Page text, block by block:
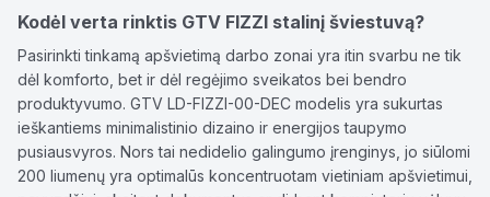
Kodėl verta rinktis GTV FIZZI stalinį šviestuvą?
Pasirinkti tinkamą apšvietimą darbo zonai yra itin svarbu ne tik
dėl komforto, bet ir dėl regėjimo sveikatos bei bendro
produktyvumo. GTV LD-FIZZI-00-DEC modelis yra sukurtas
ieškantiems minimalistinio dizaino ir energijos taupymo
pusiausvyros. Nors tai nedidelio galingumo įrenginys, jo siūlomi
200 liumenų yra optimalūs koncentruotam vietiniam apšvietimui,